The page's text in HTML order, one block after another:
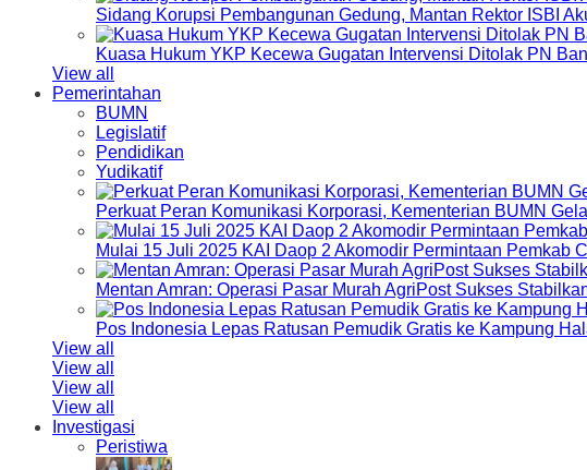
Sidang Korupsi Pembangunan Gedung, Mantan Rektor ISBI
Kuasa Hukum YKP Kecewa Gugatan Intervensi Ditolak PN
View all
Pemerintahan
BUMN
Legislatif
Pendidikan
Yudikatif
Perkuat Peran Komunikasi Korporasi, Kementerian BUMN
Mulai 15 Juli 2025 KAI Daop 2 Akomodir Permintaan Pemkab
Mentan Amran: Operasi Pasar Murah AgriPost Sukses
Pos Indonesia Lepas Ratusan Pemudik Gratis ke Kampung
View all
View all
View all
View all
Investigasi
Peristiwa